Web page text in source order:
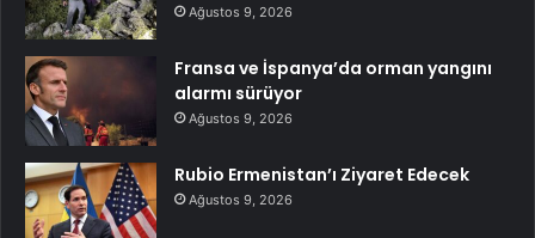
Ağustos 9, 2026
Fransa ve İspanya’da orman yangını
alarmı sürüyor
Ağustos 9, 2026
Rubio Ermenistan’ı Ziyaret Edecek
Ağustos 9, 2026